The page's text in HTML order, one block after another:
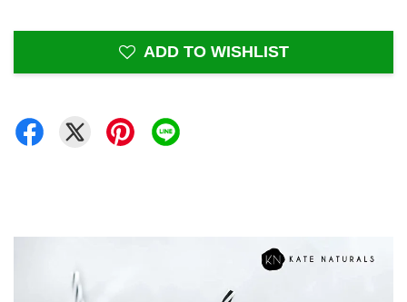
ADD TO WISHLIST